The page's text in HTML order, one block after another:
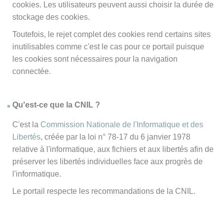
cookies. Les utilisateurs peuvent aussi choisir la durée de
stockage des cookies.
Toutefois, le rejet complet des cookies rend certains sites
inutilisables comme c'est le cas pour ce portail puisque
les cookies sont nécessaires pour la navigation
connectée.
Qu'est-ce que la CNIL ?
C'est la Commission Nationale de l'Informatique et des
Libertés, créée par la loi n° 78-17 du 6 janvier 1978
relative à l'informatique, aux fichiers et aux libertés afin de
préserver les libertés individuelles face aux progrès de
l'informatique.
Le portail respecte les recommandations de la CNIL.